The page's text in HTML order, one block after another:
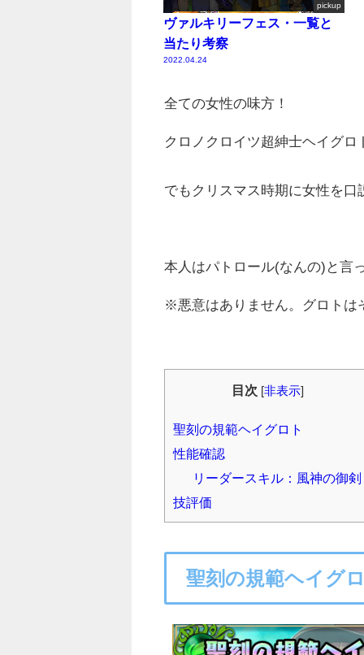
pickup
ヴァルキリーフェス・一覧と
当たり考察
2022.04.24
全ての女性の味方！
クロノクロイツ超紳士ヘイグ
でもクリスマス時期に女性を
本人はパトロール(なんの)と言
※悪意はありません。グロトは
目次 [非表示
聖刻の規範ヘイグロト
性能確認
リーダースキル：風神の御剣
技評価
聖刻の規範ヘイグ